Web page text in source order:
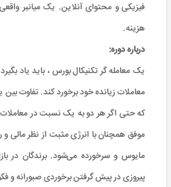
فیزیکی و محتوای آنلاین. یک میانبر
هزینه.
درباره دوره:
یک معامله گر تکنیکال بورس ، باید یاد
معاملات زیانده خود برخورد کند. تفاوت
که حتی اگر هر دو به یک نسبت در
موفق همچنان با انرژی مثبت از نظر مالی و
مایوس و سرخورده می‌شود. برندگان در
پیروزی در پیش گرفتن برخوردی صبورانه و